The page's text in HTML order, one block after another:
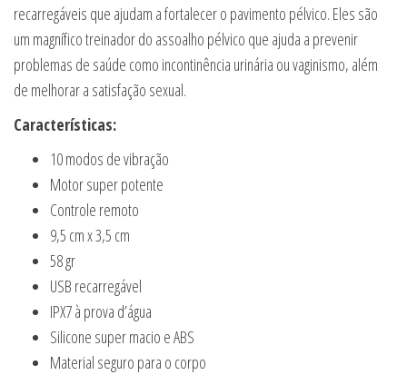
recarregáveis que ajudam a fortalecer o pavimento pélvico. Eles são
um magnífico treinador do assoalho pélvico que ajuda a prevenir
problemas de saúde como incontinência urinária ou vaginismo, além
de melhorar a satisfação sexual.
Características:
10 modos de vibração
Motor super potente
Controle remoto
9,5 cm x 3,5 cm
58 gr
USB recarregável
IPX7 à prova d’água
Silicone super macio e ABS
Material seguro para o corpo